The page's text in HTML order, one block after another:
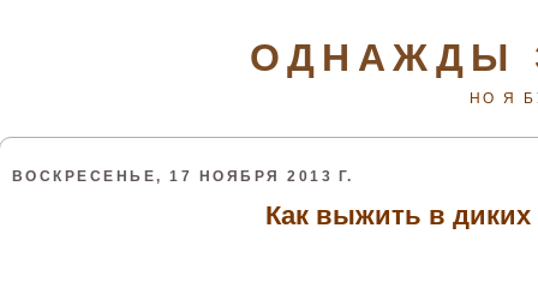
ОДНАЖДЫ
НО Я
ВОСКРЕСЕНЬЕ, 17 НОЯБРЯ 2013 Г.
Как выжить в диких